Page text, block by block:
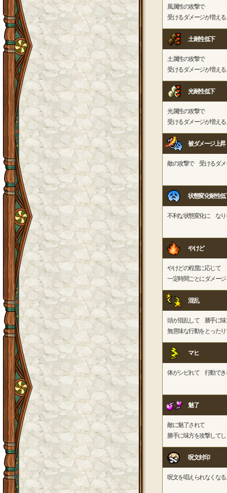
風属性の攻撃で
受けるダメージが増える
土耐性低下
土属性の攻撃で
受けるダメージが増える
光耐性低下
光属性の攻撃で
受けるダメージが増える
被ダメージ上昇
敵の攻撃で 受けるダメ
状態変化耐性低
不利な状態変化に なり
やけど
やけどの程度に応じて
一定時間ごとにダメー
混乱
頭が混乱して 勝手に味
無意味な行動をとった
マヒ
体がシビれて 行動でき
魅了
敵に魅了されて
勝手に味方を攻撃して
呪文封印
呪文を唱えられなくなる